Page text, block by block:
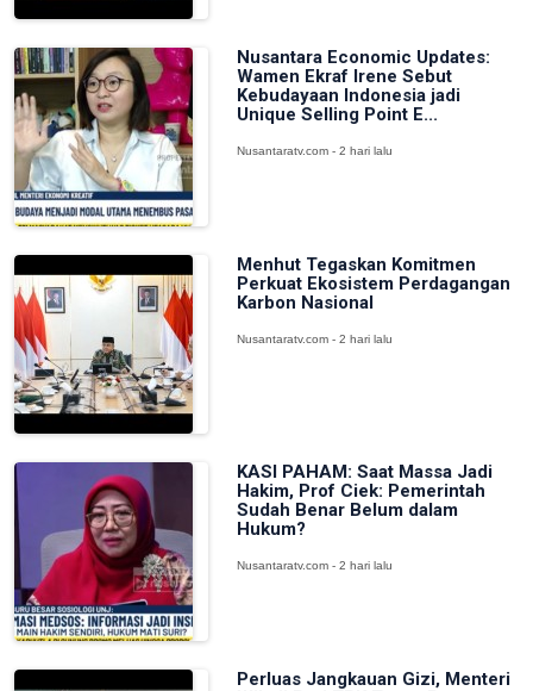
Nusantara Economic Updates:
Wamen Ekraf Irene Sebut
Kebudayaan Indonesia jadi
Unique Selling Point E...
Nusantaratv.com - 2 hari lalu
Menhut Tegaskan Komitmen
Perkuat Ekosistem Perdagangan
Karbon Nasional
Nusantaratv.com - 2 hari lalu
KASI PAHAM: Saat Massa Jadi
Hakim, Prof Ciek: Pemerintah
Sudah Benar Belum dalam
Hukum?
Nusantaratv.com - 2 hari lalu
Perluas Jangkauan Gizi, Menteri